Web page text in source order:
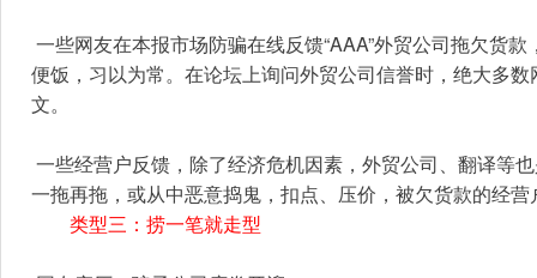
便饭，习以为常。在论坛上询问外贸公司信誉时，绝大多
文。
一拖再拖，或从中恶意捣鬼，扣点、压价，被欠货款的经
类型三：捞一笔就走型